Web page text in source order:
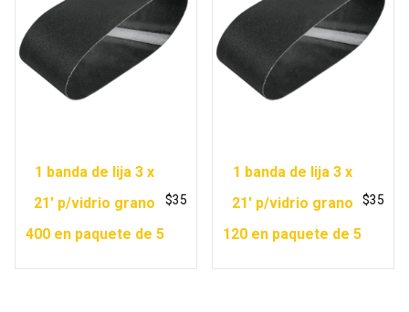
1 banda de lija 3 x
21′ p/vidrio grano
400 en paquete de 5
$35
1 banda de lija 3 x
21′ p/vidrio grano
120 en paquete de 5
$35